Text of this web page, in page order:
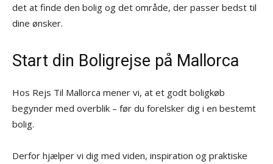
det at finde den bolig og det område, der passer bedst til
dine ønsker.
Start din Boligrejse på Mallorca
Hos Rejs Til Mallorca mener vi, at et godt boligkøb
begynder med overblik – før du forelsker dig i en bestemt
bolig.
Derfor hjælper vi dig med viden, inspiration og praktiske